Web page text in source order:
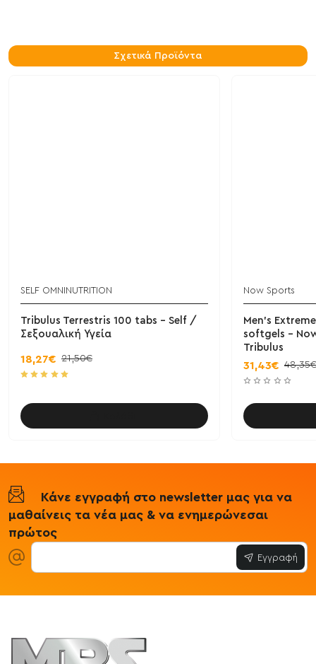
Σχετικά Προϊόντα
SELF OMNINUTRITION
Tribulus Terrestris 100 tabs - Self /
Σεξουαλική Υγεία
18,27€ 21,50€
Now Sports
Men's
softgels -
Tribulus
31,43€ 48,35€
Κάνε εγγραφή στο newsletter μας για να
μαθαίνεις τα νέα μας & να ενημερώνεσαι
πρώτος
Εγγραφή